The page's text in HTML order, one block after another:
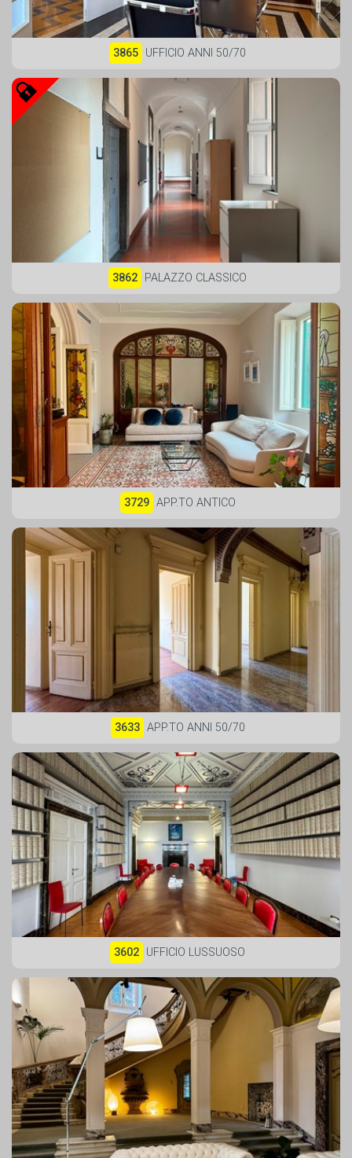
3865 UFFICIO ANNI 50/70
3862 PALAZZO CLASSICO
3729 APP.TO ANTICO
3633 APP.TO ANNI 50/70
3602 UFFICIO LUSSUOSO